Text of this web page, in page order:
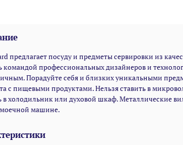
предлагает посуду и предметы сервировки из
командой профессиональных дизайнеров и
Порадуйте себя и близких уникальными
с пищевыми продуктами. Нельзя ставить в
в холодильник или духовой шкаф. Металлические
машине.